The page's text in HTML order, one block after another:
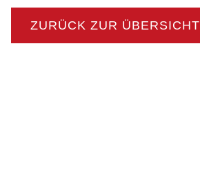
ZURÜCK ZUR ÜBERSICHT